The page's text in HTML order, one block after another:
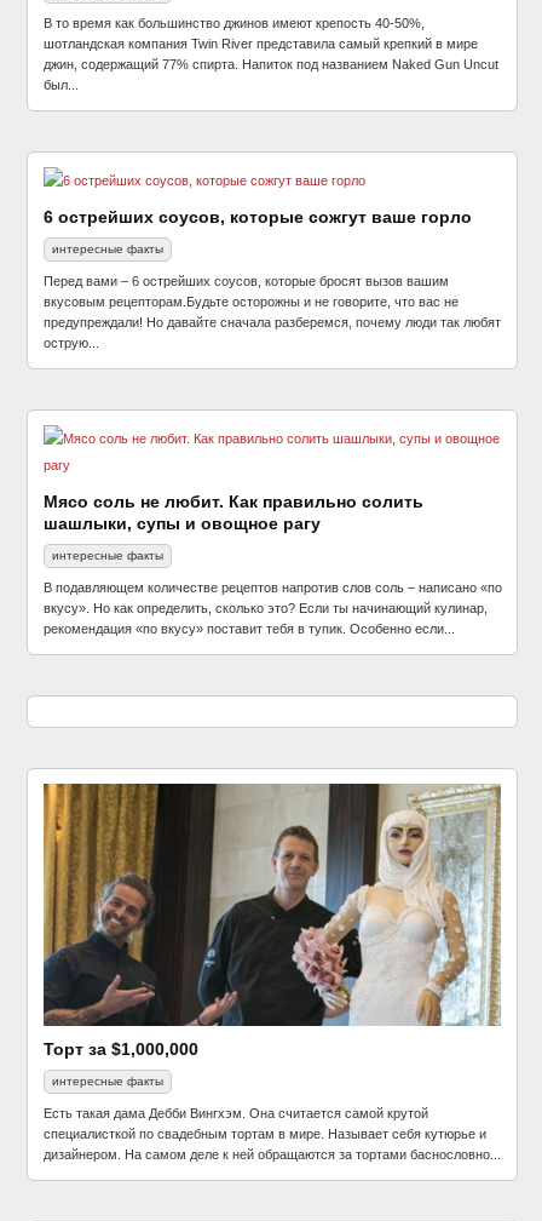
В то время как большинство джинов имеют крепость 40-50%,
шотландская компания Twin River представила самый крепкий в мире
джин, содержащий 77% спирта. Напиток под названием Naked Gun Uncut
был...
6 острейших соусов, которые сожгут ваше горло
интересные факты
Перед вами – 6 острейших соусов, которые бросят вызов вашим
вкусовым рецепторам.Будьте осторожны и не говорите, что вас не
предупреждали! Но давайте сначала разберемся, почему люди так любят
острую...
Мясо соль не любит. Как правильно солить
шашлыки, супы и овощное рагу
интересные факты
В подавляющем количестве рецептов напротив слов соль – написано «по
вкусу». Но как определить, сколько это? Если ты начинающий кулинар,
рекомендация «по вкусу» поставит тебя в тупик. Особенно если...
Торт за $1,000,000
интересные факты
Есть такая дама Дебби Вингхэм. Она считается самой крутой
специалисткой по свадебным тортам в мире. Называет себя кутюрье и
дизайнером. На самом деле к ней обращаются за тортами баснословно...